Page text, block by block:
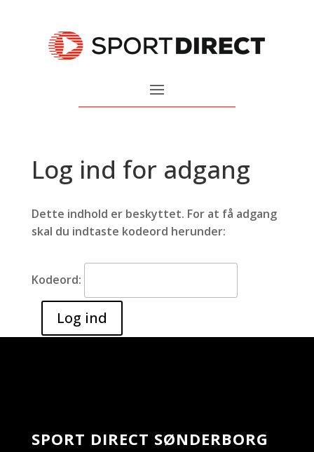
Log ind for adgang
Dette indhold er beskyttet. For at få adgang
skal du indtaste kodeord herunder:
Kodeord:
SPORT DIRECT SØNDERBORG